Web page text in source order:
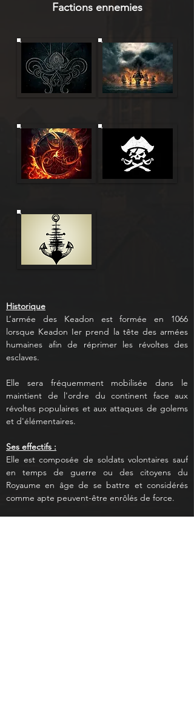
Factions ennemies
Historique
L’armée des Keadon est formée en 1066
lorsque Keadon Ier prend la tête des armées
humaines afin de réprimer les révoltes des
esclaves.
Elle sera fréquemment mobilisée dans le
maintient de l'ordre du continent face aux
révoltes populaires et aux attaques de golems
et d'élémentaires.
Ses effectifs :
Elle est composée de soldats volontaires sauf
en temps de guerre ou des citoyens du
Royaume en âge de se battre et considérés
comme apte peuvent-être enrôlés de force.